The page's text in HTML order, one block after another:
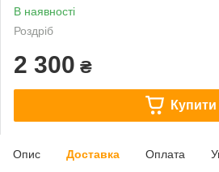
В наявності
Роздріб
2 300 ₴
Купити
Опис Доставка Оплата